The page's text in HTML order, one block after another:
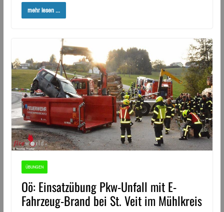
mehr lesen ...
ÜBUNGEN
Oö: Einsatzübung Pkw-Unfall mit E-
Fahrzeug-Brand bei St. Veit im Mühlkreis